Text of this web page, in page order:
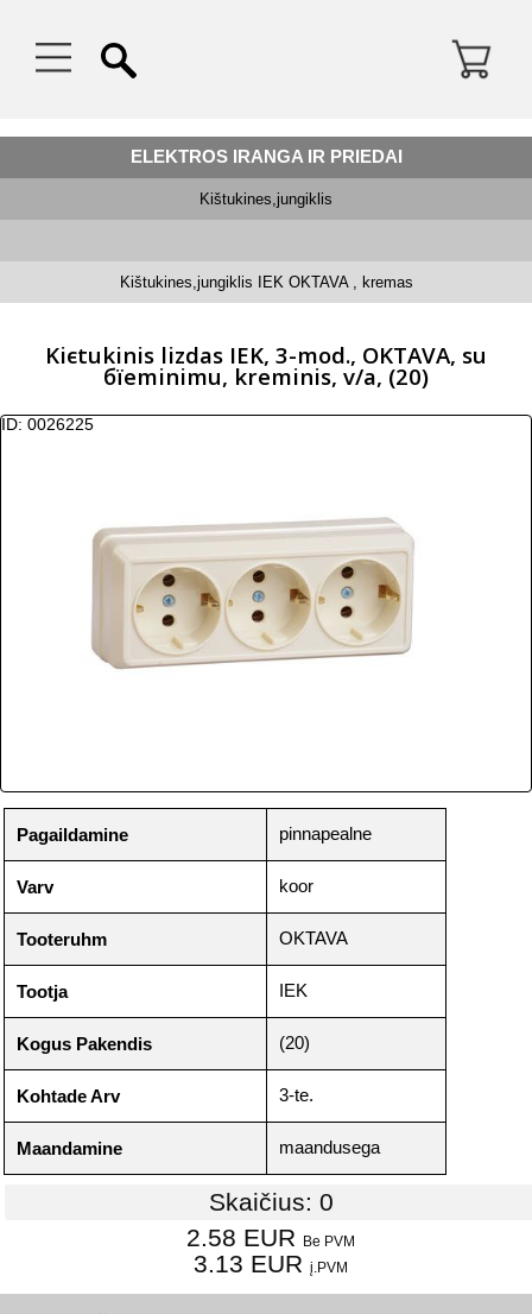
ELEKTROS IRANGA IR PRIEDAI
Kištukines,jungiklis
Kištukines,jungiklis IEK OKTAVA , kremas
Kiєtukinis lizdas IEK, 3-mod., OKTAVA, su
бїeminimu, kreminis, v/a, (20)
ID: 0026225
Pagaildamine pinnapealne
Varv koor
Tooteruhm OKTAVA
Tootja IEK
Kogus Pakendis (20)
Kohtade Arv 3-te.
Maandamine maandusega
Skaičius: 0
2.58 EUR Be PVM
3.13 EUR į.PVM